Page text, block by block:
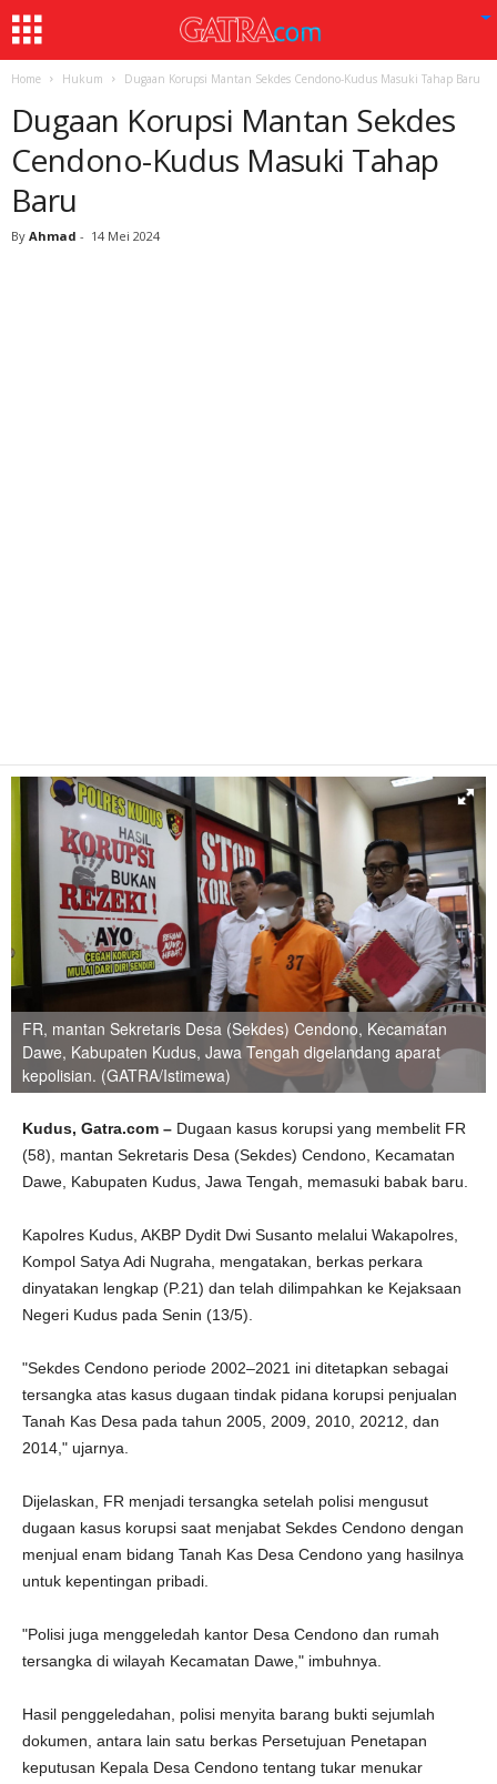
Home Hukum Dugaan Korupsi Mantan Sekdes Cendono-Kudus Masuki Tahap Baru
Dugaan Korupsi Mantan Sekdes
Cendono-Kudus Masuki Tahap
Baru
By Ahmad - 14 Mei 2024
FR, mantan Sekretaris Desa (Sekdes) Cendono, Kecamatan
Dawe, Kabupaten Kudus, Jawa Tengah digelandang aparat
kepolisian. (GATRA/Istimewa)
Kudus, Gatra.com – Dugaan kasus korupsi yang membelit FR
(58), mantan Sekretaris Desa (Sekdes) Cendono, Kecamatan
Dawe, Kabupaten Kudus, Jawa Tengah, memasuki babak baru.
Kapolres Kudus, AKBP Dydit Dwi Susanto melalui Wakapolres,
Kompol Satya Adi Nugraha, mengatakan, berkas perkara
dinyatakan lengkap (P.21) dan telah dilimpahkan ke Kejaksaan
Negeri Kudus pada Senin (13/5).
"Sekdes Cendono periode 2002–2021 ini ditetapkan sebagai
tersangka atas kasus dugaan tindak pidana korupsi penjualan
Tanah Kas Desa pada tahun 2005, 2009, 2010, 20212, dan
2014," ujarnya.
Dijelaskan, FR menjadi tersangka setelah polisi mengusut
dugaan kasus korupsi saat menjabat Sekdes Cendono dengan
menjual enam bidang Tanah Kas Desa Cendono yang hasilnya
untuk kepentingan pribadi.
"Polisi juga menggeledah kantor Desa Cendono dan rumah
tersangka di wilayah Kecamatan Dawe," imbuhnya.
Hasil penggeledahan, polisi menyita barang bukti sejumlah
dokumen, antara lain satu berkas Persetujuan Penetapan
keputusan Kepala Desa Cendono tentang tukar menukar